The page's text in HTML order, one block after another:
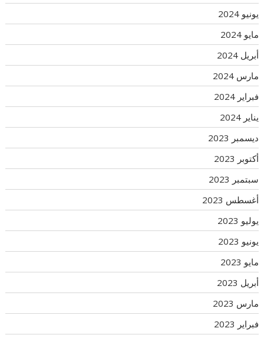
يونيو 2024
مايو 2024
أبريل 2024
مارس 2024
فبراير 2024
يناير 2024
ديسمبر 2023
أكتوبر 2023
سبتمبر 2023
أغسطس 2023
يوليو 2023
يونيو 2023
مايو 2023
أبريل 2023
مارس 2023
فبراير 2023